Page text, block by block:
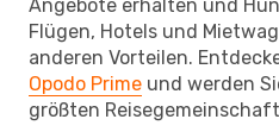
Angebote erhalten und
Flügen, Hotels und
anderen Vorteilen.
Opodo Prime und werden
größten